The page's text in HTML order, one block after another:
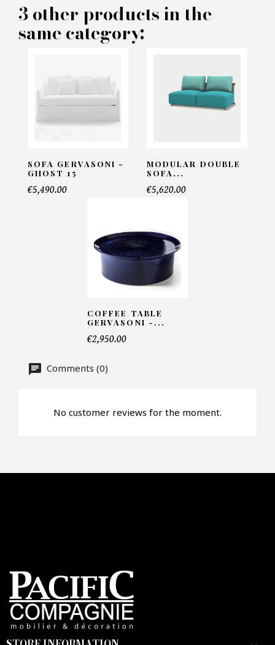
PRODUCT CONCERNED:
Outdoor Fauteuil Gervasoni -
Mediterraneo
Number of products*
Offer*
Faire mon offre
3 other products in the
same category:
SOFA GERVASONI -
GHOST 15
€5,490.00
MODULAR DOUBLE
SOFA...
€5,620.00
COFFEE TABLE
GERVASONI -...
€2,950.00
Comments (0)
No customer reviews for the moment.